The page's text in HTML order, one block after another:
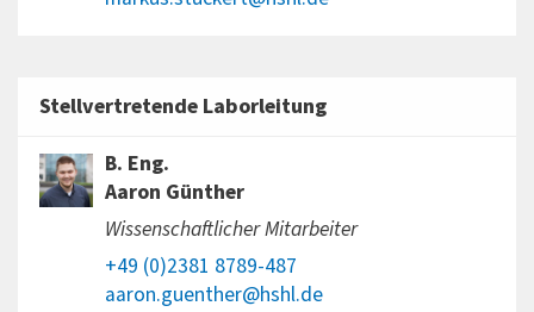
Stellvertretende Laborleitung
B. Eng.
Aaron Günther
Wissenschaftlicher Mitarbeiter
+49 (0)2381 8789-487
aaron.guenther@hshl.de